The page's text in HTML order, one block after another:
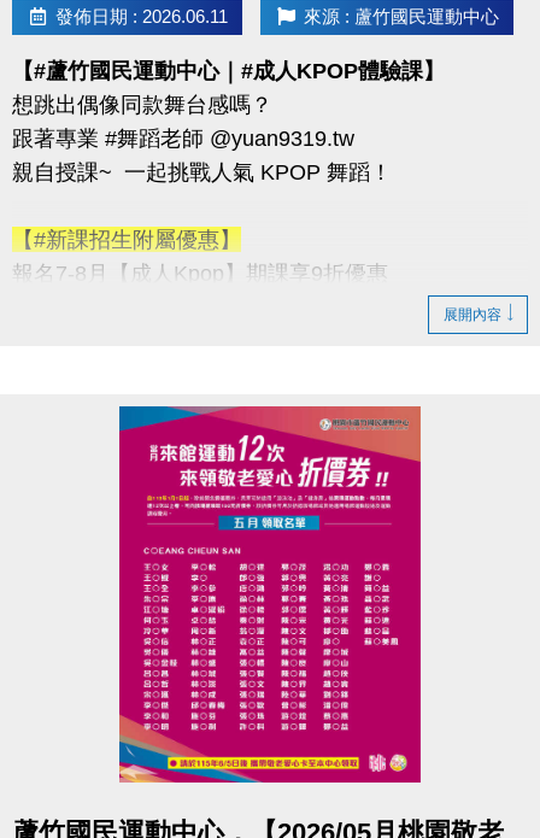
-洽詢專線：03-2639066 #115
https://www.lzsports.com.tw/zh_TW/news/pageID/1/
-FB : 桃園市蘆竹國民運動中心
-IG : @luzhusports
發佈日期 : 2026.06.11 來源 : 蘆竹國民運動中心
【#蘆竹國民運動中心｜#成人KPOP體驗課】
想跳出偶像同款舞台感嗎？
跟著專業 #舞蹈老師 @yuan9319.tw
親自授課~ 一起挑戰人氣 KPOP 舞蹈！
【#新課招生附屬優惠】
報名7-8月【成人Kpop】期課享9折優惠
◆報名日期→ 即日起至課程當天
→ 中心二樓櫃檯現場報名
→ 年滿12歲
→ 8人成班，限額20名
6/16(二) → 13:30-14:30
6/17(三) → 19:35-20:35
6/17(三) → 20:40-21:40
◆體驗課曲目 :
#IVE－BANG BANG
#ITZY－THAT'S A NO NO
展開內容